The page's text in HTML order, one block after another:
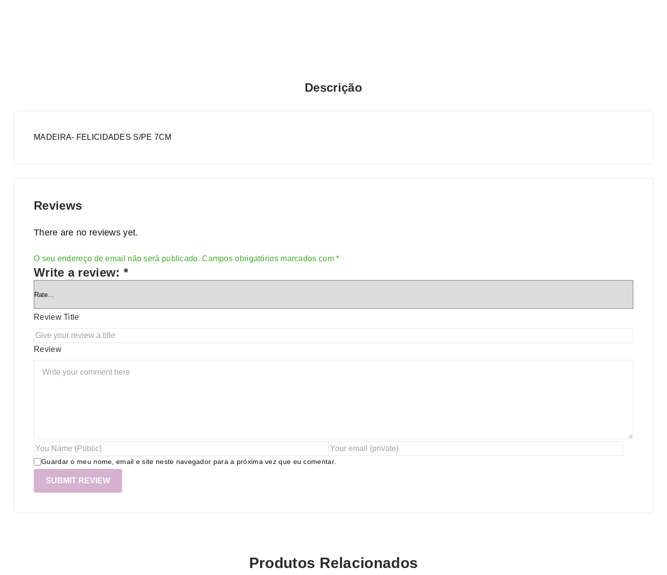
Descrição
MADEIRA- FELICIDADES S/PE 7CM
Reviews
There are no reviews yet.
O seu endereço de email não será publicado. Campos obrigatórios marcados com*
Write a review: *
Review Title
Review
Guardar o meu nome, email e site neste navegador para a próxima vez que eu comentar.
Alternative:
Produtos Relacionados